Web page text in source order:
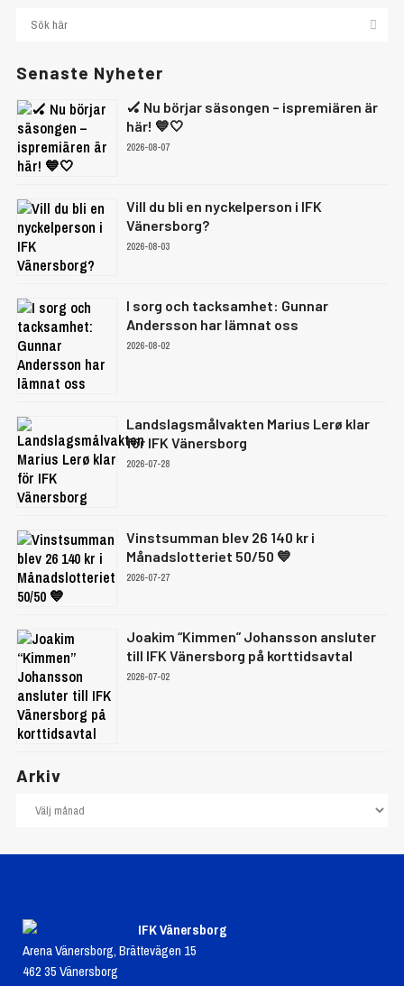
Senaste Nyheter
🏑 Nu börjar säsongen – ispremiären är
här! 💙🤍
2026-08-07
Vill du bli en nyckelperson i IFK
Vänersborg?
2026-08-03
I sorg och tacksamhet: Gunnar
Andersson har lämnat oss
2026-08-02
Landslagsmålvakten Marius Lerø klar
för IFK Vänersborg
2026-07-28
Vinstsumman blev 26 140 kr i
Månadslotteriet 50/50 💙
2026-07-27
Joakim “Kimmen” Johansson ansluter
till IFK Vänersborg på korttidsavtal
2026-07-02
Arkiv
IFK Vänersborg
Arena Vänersborg, Brättevägen 15
462 35 Vänersborg